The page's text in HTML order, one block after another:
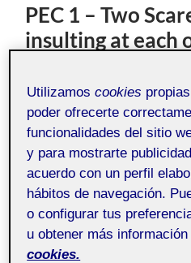
PEC 1 – Two
insulting at each
27 OCTUBRE, 2022 / SIN
videojuegos 2D
Utilizamoscookies
poder ofrecerte
funcionalidades del sitio
y para mostrarte
acuerdo con un perfil
hábitos de navegación.
o configurar tus
u obtener más
cookies.